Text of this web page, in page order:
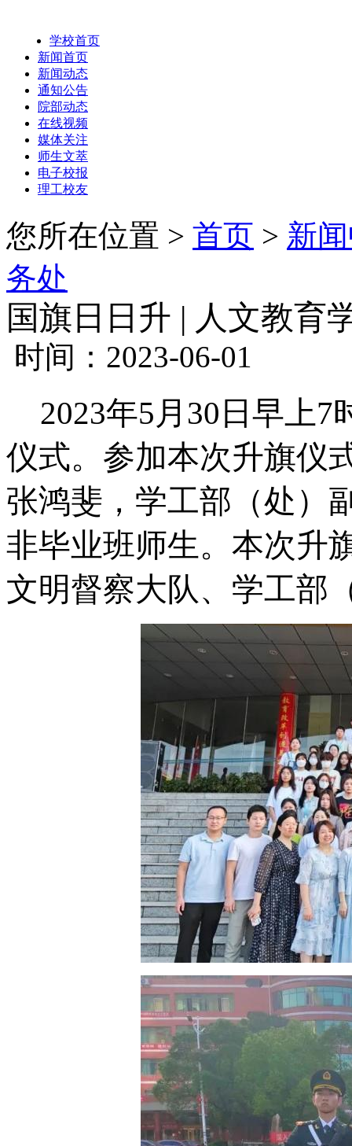
学校首页
新闻首页
新闻动态
通知公告
院部动态
在线视频
媒体关注
师生文萃
电子校报
理工校友
您所在位置 > 首页 > 新
务处
国旗日日升 | 人文教育
时间：2023-06-01
2023年5月30日早上
仪式。参加本次升旗仪
张鸿斐，学工部（处）
非毕业班师生。本次升
文明督察大队、学工部